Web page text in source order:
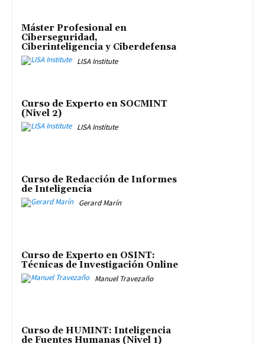
Máster Profesional en
Ciberseguridad,
Ciberinteligencia y Ciberdefensa
LISA Institute
Curso de Experto en SOCMINT
(Nivel 2)
LISA Institute
Curso de Redacción de Informes
de Inteligencia
Gerard Marín
Curso de Experto en OSINT:
Técnicas de Investigación Online
Manuel Travezaño
Curso de HUMINT: Inteligencia
de Fuentes Humanas (Nivel 1)